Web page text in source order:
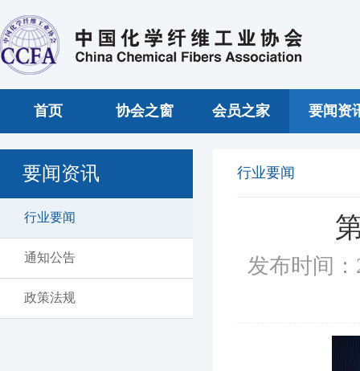
首页 协会之窗 会员之家 要闻资
要闻资讯
行业要闻
通知公告
政策法规
行业要闻
发布时间